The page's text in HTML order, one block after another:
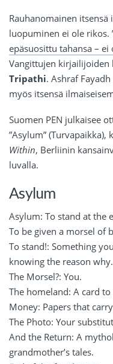
Rauhanomainen
luopuminen ei ole rikos.
epäsuosittu tahansa – ei
Vangittujen
Tripathi. Ashraf
myös itsensä
Suomen PEN julkaisee
”Asylum” (Turvapaikka),
Within, Berliinin
luvalla.
Asylum
Asylum: To stand at the
To be given a morsel of
To stand!: Something
knowing the reason why.
The Morsel?: You.
The homeland: A card
Money: Papers that
The Photo: Your
And the Return: A
grandmother’s tales.